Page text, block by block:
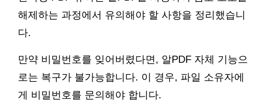
해제하는 과정에서 유의해야 할 사항을 정리했습니
다.
만약 비밀번호를 잊어버렸다면, 알PDF 자체 기능으
로는 복구가 불가능합니다. 이 경우, 파일 소유자에
게 비밀번호를 문의해야 합니다.